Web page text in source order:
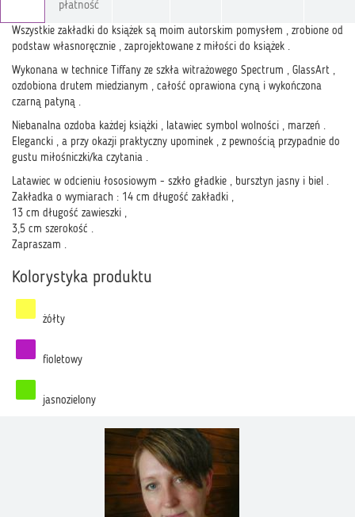
płatność
Wszystkie zakładki do książek są moim autorskim pomysłem , zrobione od
podstaw własnoręcznie , zaprojektowane z miłości do książek .
Wykonana w technice Tiffany ze szkła witrażowego Spectrum , GlassArt ,
ozdobiona drutem miedzianym , całość oprawiona cyną i wykończona
czarną patyną .
Niebanalna ozdoba każdej książki , latawiec symbol wolności , marzeń .
Elegancki , a przy okazji praktyczny upominek , z pewnością przypadnie do
gustu miłośniczki/ka czytania .
Latawiec w odcieniu łososiowym - szkło gładkie , bursztyn jasny i biel .
Zakładka o wymiarach : 14 cm długość zakładki ,
13 cm długość zawieszki ,
3,5 cm szerokość .
Zapraszam .
Kolorystyka produktu
żółty
fioletowy
jasnozielony